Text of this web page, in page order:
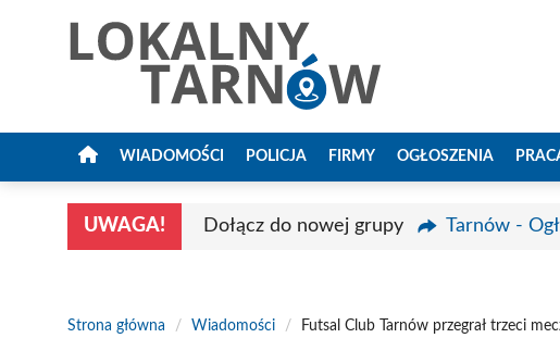
WIADOMOŚCI POLICJA FIRMY OGŁOSZENIA
UWAGA! Dołącz do nowej grupy Tarnów -
Strona główna / Wiadomości / Futsal Club Tarnów przegrał trzeci